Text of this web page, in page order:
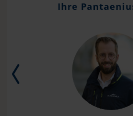
Ihre